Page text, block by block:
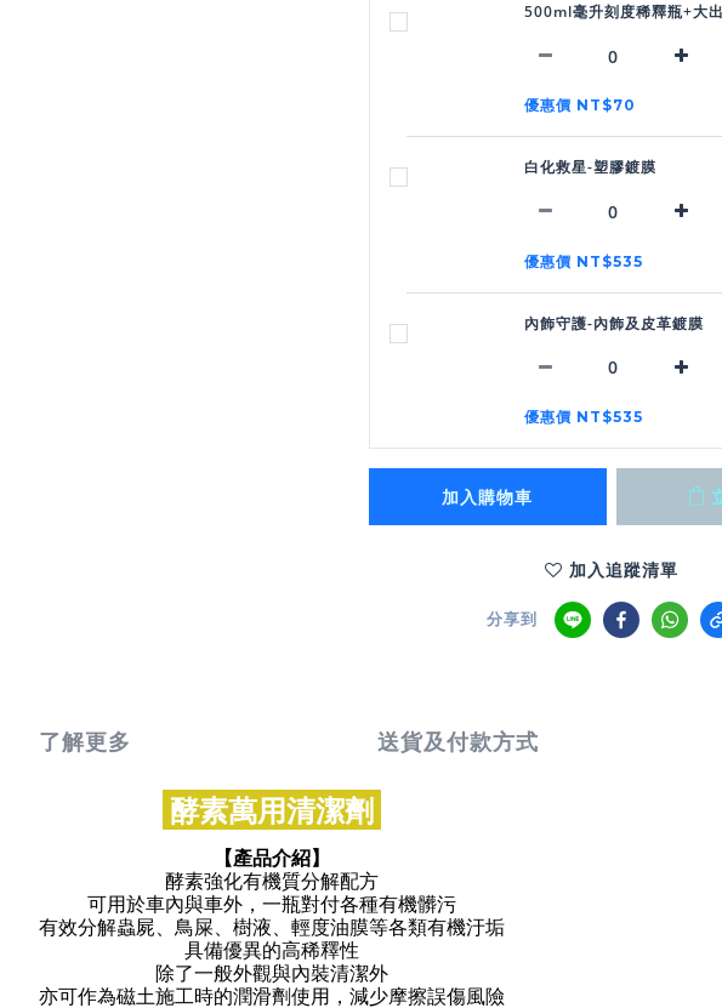
500ml毫升刻度稀釋瓶+大
優惠價 NT$70
白化救星-塑膠鍍膜
優惠價 NT$535
內飾守護-內飾及皮革鍍膜
優惠價 NT$535
加入購物車
加入追蹤清單
分享到
了解更多 送貨及付款方式
酵素萬用清潔劑
【產品介紹】
酵素強化有機質分解配方
可用於車內與車外， 一瓶對付各種有機髒污
有效分解蟲屍、鳥屎、樹液、輕度油膜等各類有機汙垢
具備優異的高稀釋性
除了一般外觀與內裝清潔外
亦可作為磁土施工時的潤滑劑使用，減少摩擦誤傷風險